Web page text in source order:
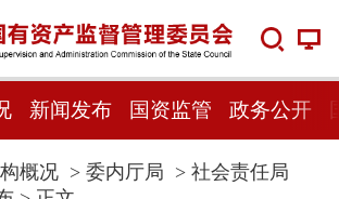
新闻发布 国资监管 政务公开
概况> 委内厅局 > 社会责任局